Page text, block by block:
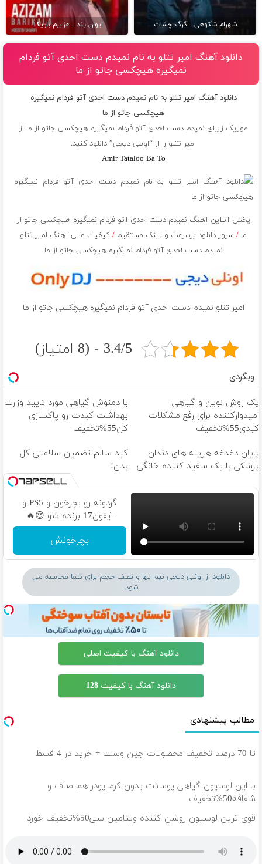
شهرام شکوهی - گرگ چشات ایوان بند - عزیزم باریکلا
دانلود آهنگ امیر تتلو به نام نمیدم دست احدی آتو فردام
نمیگیره هیچکسی جاتو از ما
دانلود آهنگ امیر تتلو به نام نمیدم دست احدی آتو فردام نمیگیره
هیچکسی جاتو از ما
موزیک زیبای نمیدم دست احدی آتو فردام نمیگیره هیچکسی جاتو از ما از
امیر تتلو را از “اونلی دیجی” دانلود کنید.
Amir Tataloo Ba To
پخش آنلاین آهنگ نمیدم دست احدی آتو فردام نمیگیره هیچکسی جاتو از
ما /سرور دانلود پرسرعت و لینک مستقیم /کیفیت عالی آهنگ امیر تتلو
نمیدم دست احدی آتو فردام نمیگیره هیچکسی جاتو از ما
امیر تتلو نمیدم دست احدی آتو فردام نمیگیره هیچکسی جاتو از ما
3.4/5 - (8 امتیاز)
وبگردی
یک روش نوین و گیاهی
امیدوارکننده برای رفع مشکلات
کبدی55%تخفیف
با دمنوش گیاهی مورد تایید وزارت
بهداشت کبدت رو پاکسازی
کن55%تخفیف
پایان دغدغه هزینه های دندان
پزشکی با پک سفید کننده خانگی
کبد سالم تضمین سلامتی کل
بدن!
گردونه رو بچرخون و PS5 و
آیفون17 برنده شو 😍🔥
بچرخونش
دانلود از اونلی دیجی نیم بها و نصف حجم برای شما محاسبه می
شود.
دانلود آهنگ با کیفیت اصلی
دانلود آهنگ با کیفیت 128
مطالب پیشنهادی
تا 70 درصد تخفیف محصولات جین وست + خرید در 4 قسط
با این لوسیون گیاهی پوستت بدون کرم پودر هم صاف و
شفافه50%تخفیف
قوی ترین لوسیون روشن کننده ویتامین سی50%تخفیف خورد